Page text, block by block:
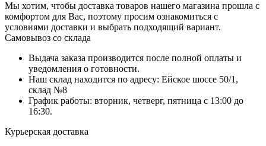
Мы хотим, чтобы доставка товаров нашего магазина прошла с
комфортом для Вас, поэтому просим ознакомиться с
условиями доставки и выбрать подходящий вариант.
Самовывоз со склада
Выдача заказа производится после полной оплаты и
уведомления о готовности.
Наш склад находится по адресу: Ейское шоссе 50/1,
склад №8
График работы: вторник, четверг, пятница с 13:00 до
16:30.
Курьерская доставка